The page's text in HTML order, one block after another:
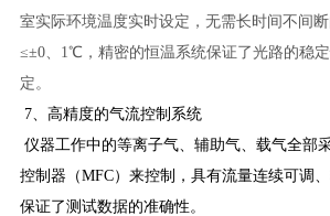
室实际环境温度实时设定，无需长时间不间
≤±0、1℃，精密的恒温系统保证了光路的稳
定。
7、高精度的气流控制系统
仪器工作中的等离子气、辅助气、载气全部
控制器（MFC）来控制，具有流量连续可调
保证了测试数据的准确性。